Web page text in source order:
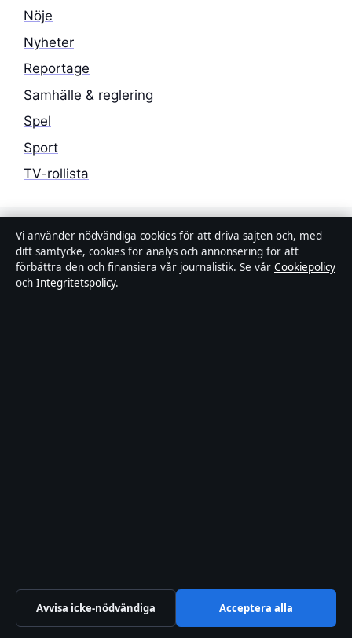
Nöje
Nyheter
Reportage
Samhälle & reglering
Spel
Sport
TV-rollista
Kontakta oss
Vi använder nödvändiga cookies för att driva sajten och, med
ditt samtycke, cookies för analys och annonsering för att
förbättra den och finansiera vår journalistik. Se vår Cookiepolicy
och Integritetspolicy.
Avvisa icke-nödvändiga Acceptera alla